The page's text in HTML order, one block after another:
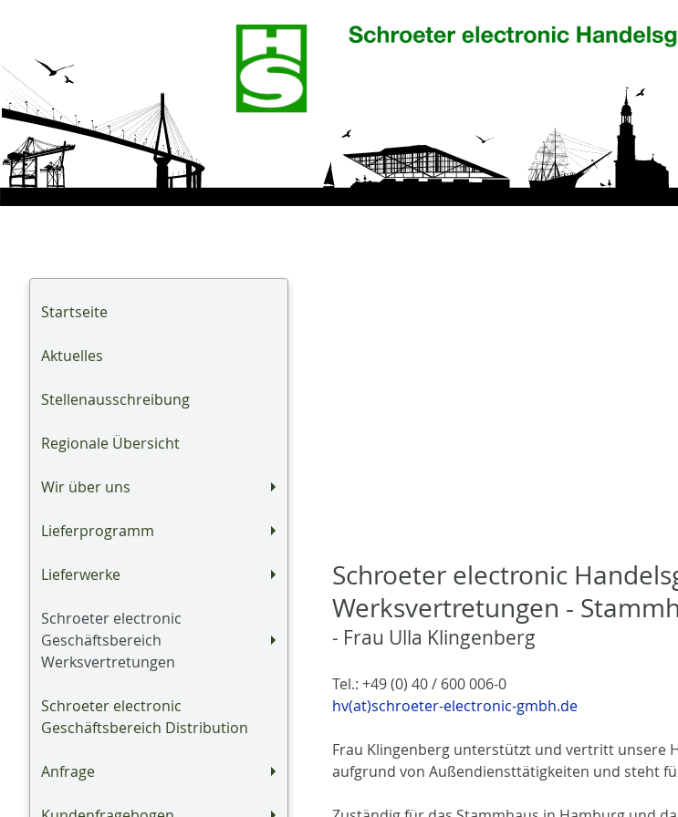
Startseite
Aktuelles
Stellenausschreibung
Regionale Übersicht
Wir über uns
Lieferprogramm
Lieferwerke
Schroeter electronic
Geschäftsbereich
Werksvertretungen
Schroeter electronic
Geschäftsbereich Distribution
Anfrage
Schroeter electronic
Werksvertretungen -
- Frau Ulla Klingenberg
Tel.: +49 (0) 40 / 600 006-0
hv(at)schroeter-electronic-gmbh.de
Frau Klingenberg unterstützt und vertritt unsere
aufgrund von Außendiensttätigkeiten und steht